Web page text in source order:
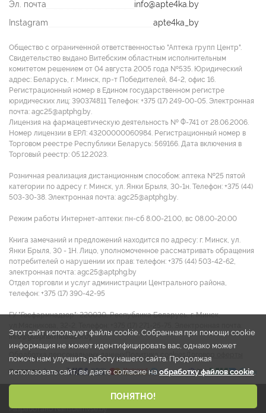
Эл. почта
info@apte4ka.by
Instagram
apte4ka_by
Общество с ограниченной ответственностью "Аптека групп Центр".
Свидетельство выдано Витебским областным исполнительным
комитетом решением от 04 августа 2005 года №535. Юридический
адрес: Беларусь, г. Минск, пр-т Победителей, 84-2, офис 16.
Регистрационный номер в Едином государственном регистре
юридических лиц: 390374811 Tелефон: +375 (17) 249-00-05. Электронная
почта: agc25@aptphg.by.
Лицензия на фармацевтическую деятельность № Ф-741 от 28.06.2006.
Номер лицензии в ЕРЛ: 43200000060984. Регистрационный номер в
Торговом реестре Республики Беларусь: 569166. Дата включения в
Торговый реестр: 05.12.2023.
Розничная реализация дистанционным способом: аптека №25 пятой
категории по адресу г. Минск, ул. Янки Брыля, 30-1н. Телефон: +375 (44)
503-30-38. Электронная почта: agc25@aptphg.by.
Режим работы Интернет-аптеки: пн-сб 8.00-21.00, вс 08.00-20.00
Книга замечаний и предложений находится по адресу: г. Минск, ул.
Янки Брыля, 30 - 1Н. Лицо, уполномоченное рассматривать обращения
потребителей о нарушении их прав: телефон: +375 (44) 503-42-62,
электронная почта: agc25@aptphg.by
Отдел торговли и услуг администрации Центрального района,
телефон: +375 (17) 390-42-95
ГУ "Госфармнадзор": 220030, Республика Беларусь, г. Минск,
info@gospharmnadzor.by
Обработка персональных данных Политика cookies
2026 © ООО "Аптека групп Центр"
Разработано Narisuemvse.by
Этот сайт использует файлы cookie. Собранная при помощи cookie
информация не может идентифицировать вас, однако может
помочь нам улучшить работу нашего сайта. Продолжая
использовать сайт, вы даете согласие на обработку файлов cookie.
ПОНЯТНО!